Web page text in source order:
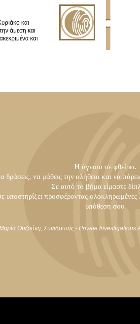
και
άμεση και
και
Η άγνοια σε φθείρει.
δράσεις, να μάθεις την αλήθεια και να
Σε αυτό το βήμα είμαστε
υποστηρίξει προσφέροντας
υπόθεση σου.
Ουζούνη, Συνιδρυτής - Private Investigations